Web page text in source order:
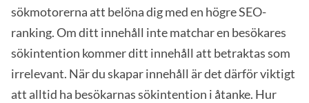
sökmotorerna att belöna dig med en högre SEO-
ranking. Om ditt innehåll inte matchar en besökares
sökintention kommer ditt innehåll att betraktas som
irrelevant. När du skapar innehåll är det därför viktigt
att alltid ha besökarnas sökintention i åtanke. Hur